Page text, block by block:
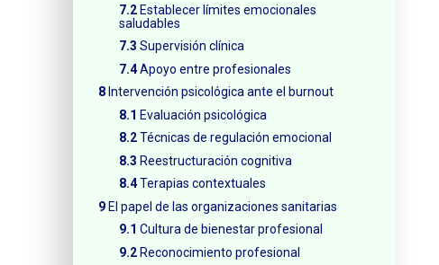
Establecer límites emocionales
saludables
Supervisión clínica
Apoyo entre profesionales
Intervención psicológica ante el burnout
Evaluación psicológica
Técnicas de regulación emocional
Reestructuración cognitiva
Terapias contextuales
El papel de las organizaciones sanitarias
Cultura de bienestar profesional
Reconocimiento profesional